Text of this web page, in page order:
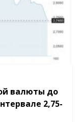
валюты до
2,75-